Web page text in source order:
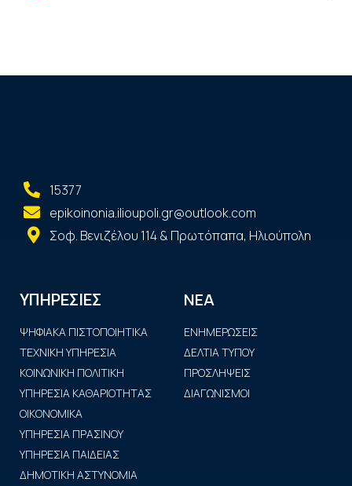
15377
epikoinonia.ilioupoli.gr@outlook.com
Σοφ. Βενιζέλου 114 & Πρωτόπαπα, Ηλιούπολη
ΥΠΗΡΕΣΙΕΣ
ΨΗΦΙΑΚΑ ΠΙΣΤΟΠΟΙΗΤΙΚΑ
ΤΕΧΝΙΚΗ ΥΠΗΡΕΣΙΑ
ΚΟΙΝΩΝΙΚΗ ΠΟΛΙΤΙΚΗ
ΥΠΗΡΕΣΙΑ ΚΑΘΑΡΙΟΤΗΤΑΣ
ΟΙΚΟΝΟΜΙΚΑ
ΥΠΗΡΕΣΙΑ ΠΡΑΣΙΝΟΥ
ΥΠΗΡΕΣΙΑ ΠΑΙΔΕΙΑΣ
ΔΗΜΟΤΙΚΗ ΑΣΤΥΝΟΜΙΑ
ΝΕΑ
ΕΝΗΜΕΡΩΣΕΙΣ
ΔΕΛΤΙΑ ΤΥΠΟΥ
ΠΡΟΣΛΗΨΕΙΣ
ΔΙΑΓΩΝΙΣΜΟΙ